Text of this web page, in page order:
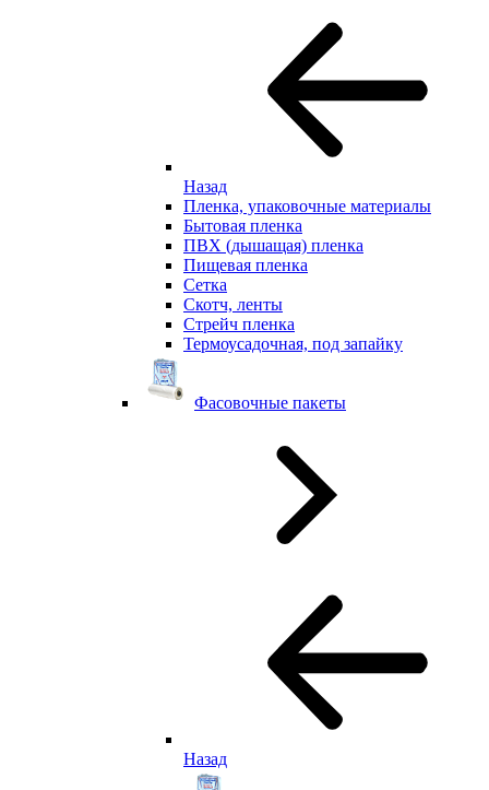
Назад
Пленка, упаковочные материалы
Бытовая пленка
ПВХ (дышащая) пленка
Пищевая пленка
Сетка
Скотч, ленты
Стрейч пленка
Термоусадочная, под запайку
Фасовочные пакеты
Назад